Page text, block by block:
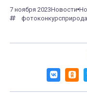
7 ноября 2023Новости
фотоконкурсприрода